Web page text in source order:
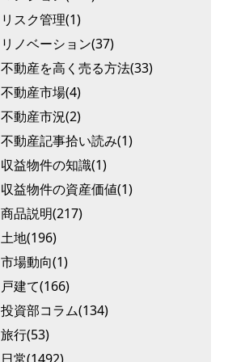
リスク管理(1)
リノベーション(37)
不動産を高く売る方法(33)
不動産市場(4)
不動産市況(2)
不動産記事拾い読み(1)
収益物件の知識(1)
収益物件の資産価値(1)
商品説明(217)
土地(196)
市場動向(1)
戸建て(166)
投資部コラム(134)
旅行(53)